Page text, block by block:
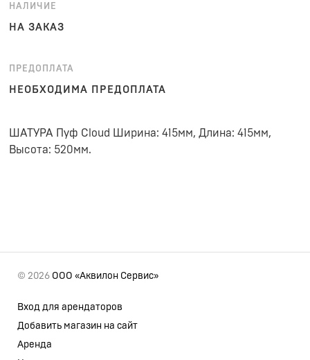
НАЛИЧИЕ
НА ЗАКАЗ
ПРЕДОПЛАТА
НЕОБХОДИМА ПРЕДОПЛАТА
ШАТУРА Пуф Cloud Ширина: 415мм, Длина: 415мм,
Высота: 520мм.
© 2026 ООО «Аквилон Сервис»
Вход для арендаторов
Добавить магазин на сайт
Аренда